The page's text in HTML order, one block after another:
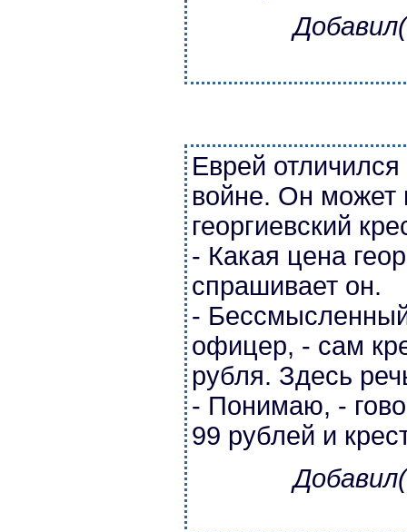
Еврей
войне. Он может
георгиевский
- Какая цена
спрашивает он.
-
офицер, - сам
рубля. Здесь
- Понимаю, -
99 рублей и